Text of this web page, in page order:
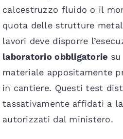
calcestruzzo fluido o il
quota delle strutture
lavori deve disporre
laboratorio obbligatorie
materiale appositamente
in cantiere. Questi test
tassativamente affidati a
autorizzati dal ministero.